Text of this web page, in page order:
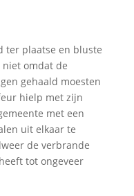
ter plaatse en bluste
omdat de
gehaald moesten
hielp met zijn
met een
uit elkaar te
de verbrande
tot ongeveer